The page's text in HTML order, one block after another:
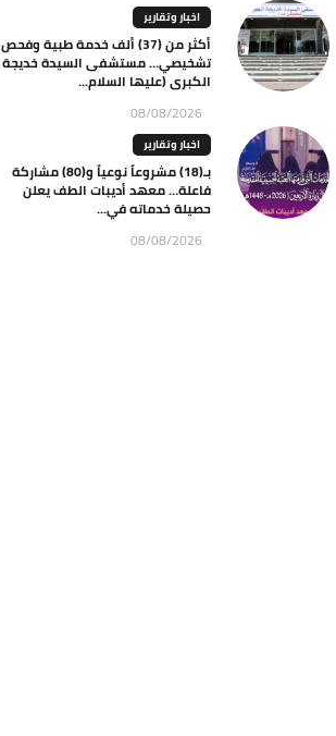
اخبار وتقارير
أكثر من (37) ألف خدمة طبية وفحص
تشخيصي… مستشفى السيدة خديجة
الكبرى (عليها السلام...
08/08/2026
اخبار وتقارير
بـ(18) مشروعاً نوعياً و(80) مشاركة
فاعلة… معهد أديبات الطف يعلن
حصيلة خدماته في...
08/08/2026